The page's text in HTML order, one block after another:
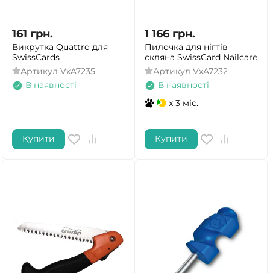
161 грн.
Викрутка Quattro для
SwissCards
Артикул VxA7235
В наявності
Купити
1 166 грн.
Пилочка для нігтів
скляна SwissCard Nailcare
Артикул VxA7232
В наявності
x 3 міс.
Купити